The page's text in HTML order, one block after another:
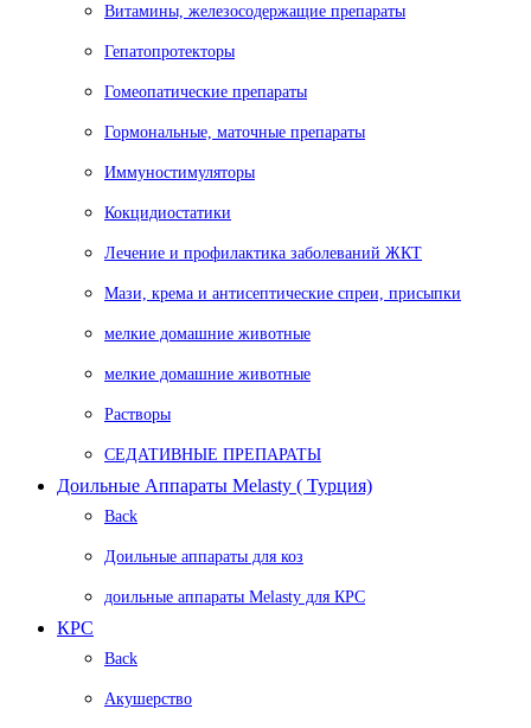
Витамины, железосодержащие препараты
Гепатопротекторы
Гомеопатические препараты
Гормональные, маточные препараты
Иммуностимуляторы
Кокцидиостатики
Лечение и профилактика заболеваний ЖКТ
Мази, крема и антисептические спреи, присыпки
мелкие домашние животные
мелкие домашние животные
Растворы
СЕДАТИВНЫЕ ПРЕПАРАТЫ
Доильные Аппараты Melasty ( Турция)
Back
Доильные аппараты для коз
доильные аппараты Melasty для КРС
КРС
Back
Акушерство